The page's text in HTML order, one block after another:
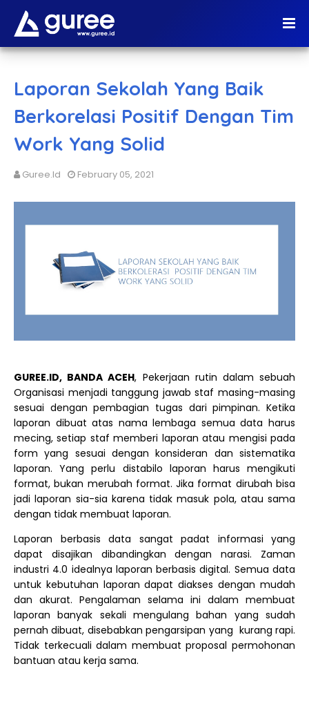
Laporan Sekolah Yang Baik
Berkorelasi Positif Dengan Tim
Work Yang Solid
Guree.id February 05, 2021
GUREE.ID, BANDA ACEH, Pekerjaan rutin dalam sebuah
Organisasi menjadi tanggung jawab staf masing-masing
sesuai dengan pembagian tugas dari pimpinan. Ketika
laporan dibuat atas nama lembaga semua data harus
mecing, setiap staf memberi laporan atau mengisi pada
form yang sesuai dengan konsideran dan sistematika
laporan. Yang perlu distabilo laporan harus mengikuti
format, bukan merubah format. Jika format dirubah bisa
jadi laporan sia-sia karena tidak masuk pola, atau sama
dengan tidak membuat laporan.
Laporan berbasis data sangat padat informasi yang
dapat disajikan dibandingkan dengan narasi. Zaman
industri 4.0 idealnya laporan berbasis digital. Semua data
untuk kebutuhan laporan dapat diakses dengan mudah
dan akurat. Pengalaman selama ini dalam membuat
laporan banyak sekali mengulang bahan yang sudah
pernah dibuat, disebabkan pengarsipan yang kurang rapi.
Tidak terkecuali dalam membuat proposal permohonan
bantuan atau kerja sama.